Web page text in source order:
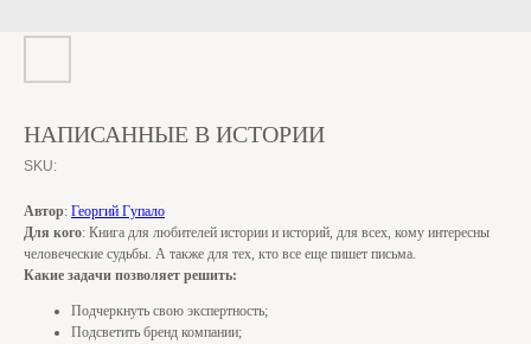
НАПИСАННЫЕ В ИСТОРИИ
SKU:
Автор: Георгий Гупало
Для кого: Книга для любителей истории и историй, для всех, кому интересны
человеческие судьбы. А также для тех, кто все еще пишет письма.
Какие задачи позволяет решить:
Подчеркнуть свою экспертность;
Подсветить бренд компании;